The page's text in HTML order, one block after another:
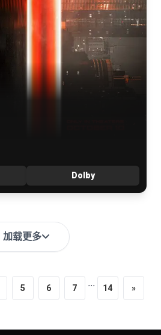
Dolby
加载更多
5 6 7 ... 14 »